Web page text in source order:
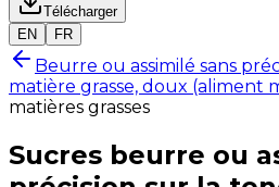
Télécharger
EN
FR
Beurre ou assimilé sans
matière grasse, doux (aliment
matières grasses
Sucres beurre ou